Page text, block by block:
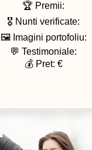
🏆 Premii:
🎖️ Nunti verificate:
🖼️ Imagini portofoliu:
💬 Testimoniale:
💰 Pret: €